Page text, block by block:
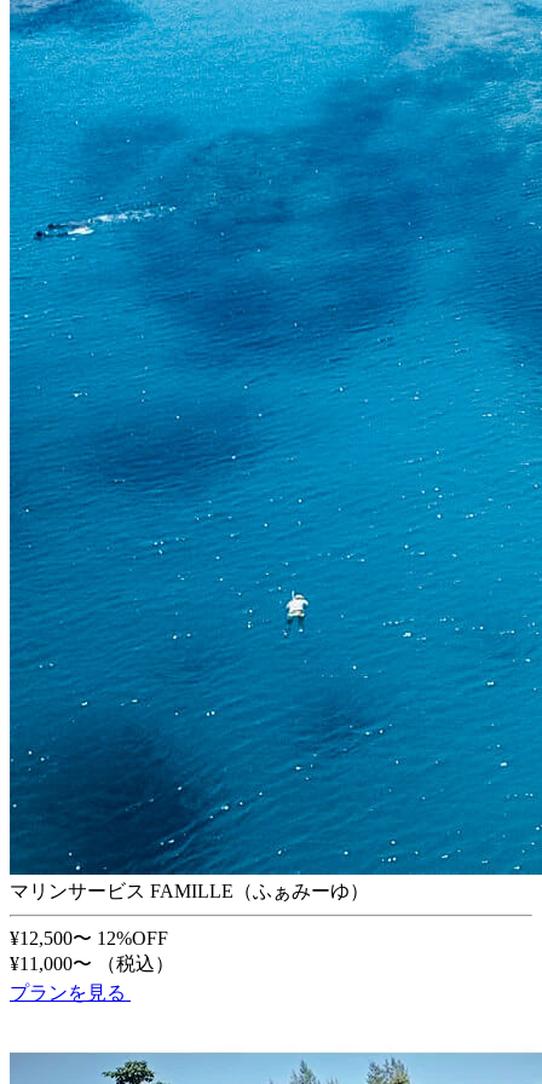
マリンサービス FAMILLE（ふぁみーゆ）
¥12,500〜 12%OFF
¥11,000〜
（税込）
プランを見る